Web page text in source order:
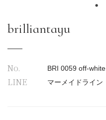
brilliantayu
No. BRI 0059 off-white
LINE マーメイドライン